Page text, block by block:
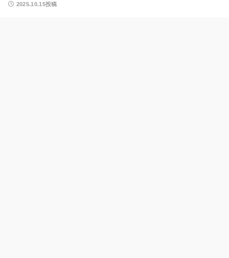
2025.10.15投稿